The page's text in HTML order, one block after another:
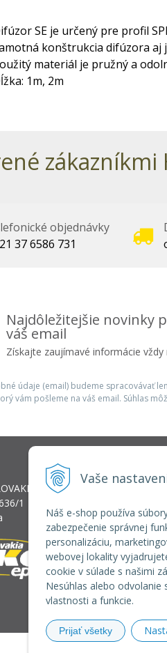
Vaše
Náš e-shop používa
zabezpečenie správnej
personalizáciu,
webovej lokality
cookie v súlade s našimi
Nesúhlas alebo odvolanie
vlastnosti a funkcie.
Prijať všetky
SE je určený pre profil
konštrukcia difúzora
materiál je pružný a
1m, 2m
zákazníkmi
objednávky
37 6586 731
Najdôležitejšie novinky
váš email
Získajte zaujímavé informácie vždy
údaje (email) budeme spracovávať
vám pošleme na váš email. Súhlas
s.r.o.
1